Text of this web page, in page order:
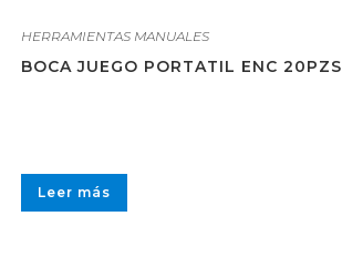
HERRAMIENTAS MANUALES
BOCA JUEGO PORTATIL ENC 20PZS
Leer más